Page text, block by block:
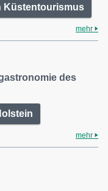
Küstentourismus
mehr
des
mehr